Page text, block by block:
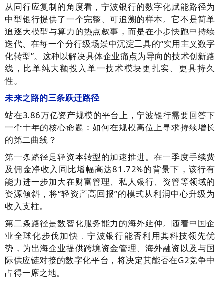
从同行应复制的角度看，宁波银行的数字化赋能路径为
中型银行提供了一个完整、可追溯的样本。它不是简单
追逐大模型与算力的热点叙事，而是在小步快跑中持续
迭代、在每一个分行级场景中沉淀工具的“实用主义数字
化转型”。这种以解决具体企业痛点为导向的技术创新路
线，比单纯大额投入单一技术模块更扎实、更具持久
性。
未来之路的三条跃迁路径
站在3.86万亿资产规模的平台上，宁波银行需要回答下
一个十年的核心命题：如何在规模高位上寻求持续增长
的第二曲线？
第一条路径是轻资本转型的加速推进。在一季度手续费
及佣金净收入同比增幅高达81.72%的背景下，该行有
能力进一步加大在财富管理、私人银行、资管等领域的
资源倾斜，将“轻资产高回报”的模式从利润中心升级为
收入支柱。
第二条路径是数智化服务能力的海外延伸。随着中国企
业全球化步伐加快，宁波银行能否利用其科技领先优
势，为出海企业提供跨境资金管理、海外融资以及与国
际供应链对接的数字化平台，将决定其能否在G2竞争中
占得一席之地。